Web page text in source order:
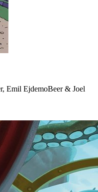
Emil EjdemoBeer & Joel